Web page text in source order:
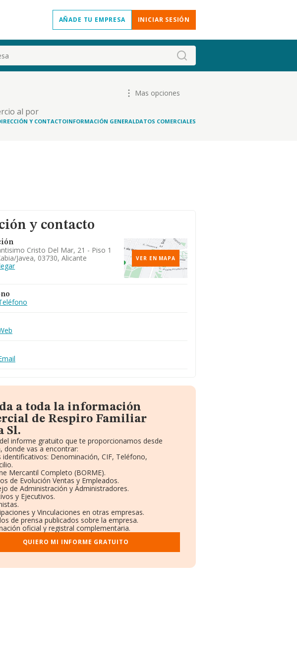
AÑADE TU EMPRESA INICIAR SESIÓN
al por
Mas opciones
Y CONTACTOINFORMACIÓN GENERALDATOS COMERCIALES
y contacto
Cristo Del Mar, 21 - Piso 1
javea, 03730, Alicante
VER EN MAPA
a toda la información
de Respiro Familiar
Sl.
informe gratuito que te proporcionamos desde
donde vas a encontrar:
identificativos: Denominación, CIF, Teléfono,
Mercantil Completo (BORME).
de Evolución Ventas y Empleados.
de Administración y Administradores.
y Ejecutivos.
y Vinculaciones en otras empresas.
de prensa publicados sobre la empresa.
oficial y registral complementaria.
QUIERO MI INFORME GRATUITO